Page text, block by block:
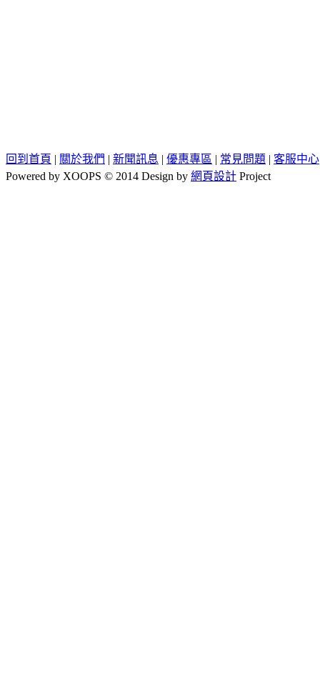
回到首頁 | 關於我們 | 新聞訊息 | 優惠專區 | 常見問題 | 客服中心
Powered by XOOPS © 2014 Design by 網頁設計 Project